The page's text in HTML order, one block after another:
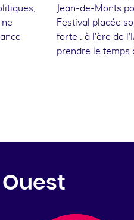
Jean-de-Monts
Festival placée
forte : à l'ère de
prendre le temps
Ouest